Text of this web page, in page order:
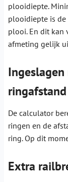
plooidiepte.
plooidiepte is
plooi. En dit kan
afmeting gelijk
De calculator
ringen en de
ring. Op dit
Extra